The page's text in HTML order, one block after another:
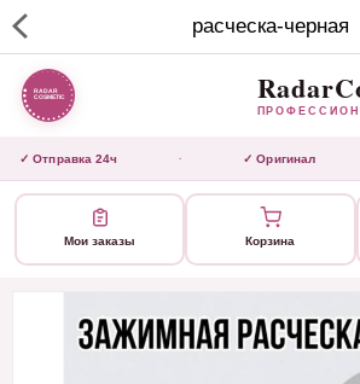
RadarCosmetic
КОСМЕТИКА
✕
Активаторы
Ботокс
расческа-черная
✓ Отправка 24ч · ✓ Оригинал
Мои заказы Корзина